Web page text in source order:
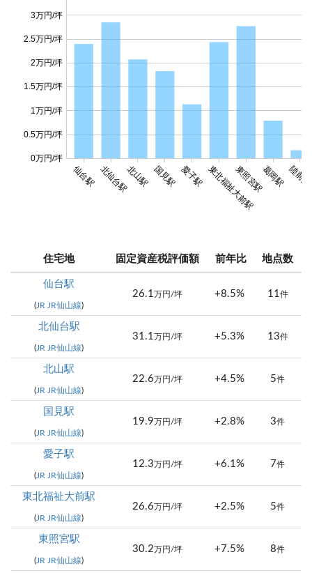
仙台駅 北仙台駅北山駅国見駅 愛子駅 東北福祉大前駅
東照宮駅葛岡駅陸前
0万円/坪
0.5万円/坪
1万円/坪
1.5万円/坪
2万円/坪
2.5万円/坪
3万円/坪
住宅地 固定資産税評価額 前年比 地点数
仙台駅
(JR JR仙山線)
26.1万円/坪 +8.5% 11件
北仙台駅
(JR JR仙山線)
31.1万円/坪 +5.3% 13件
北山駅
(JR JR仙山線)
22.6万円/坪 +4.5% 5件
国見駅
(JR JR仙山線)
19.9万円/坪 +2.8% 3件
愛子駅
(JR JR仙山線)
12.3万円/坪 +6.1% 7件
東北福祉大前駅
(JR JR仙山線)
26.6万円/坪 +2.5% 5件
東照宮駅
(JR JR仙山線)
30.2万円/坪 +7.5% 8件